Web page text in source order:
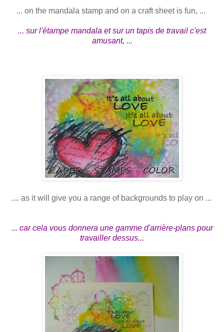
... on the mandala stamp and on a craft sheet is fun, ...
... sur l'étampe mandala et sur un tapis de travail c'est
amusant, ...
.... as it will give you a range of backgrounds to play on ...
... car cela vous donnera une gamme d'arrière-plans pour
travailler dessus...